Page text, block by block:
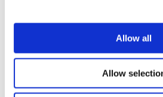
Allow all
Allow
灵活的烹饪模式带来不
品和生产目标。通过调节空气循环
统内实现褐变、温和烹饪或注重产量